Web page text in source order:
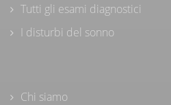
Tutti gli esami diagnostici
I disturbi del sonno
Chi siamo